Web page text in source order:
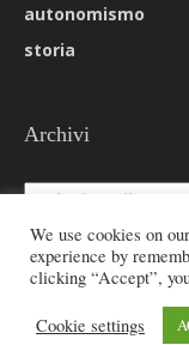
autonomismo
storia
Archivi
Archivi
©
We use cookies on
experience by
clicking “Accept”,
Cookie settings